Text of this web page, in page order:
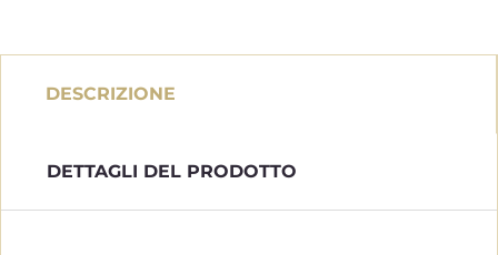
DESCRIZIONE
DETTAGLI DEL PRODOTTO